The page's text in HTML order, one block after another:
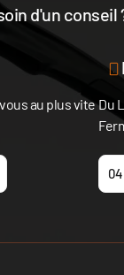
d'un conseil
au plus viteDu